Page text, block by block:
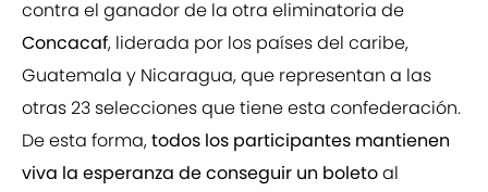
contra el ganador de la otra eliminatoria de
Concacaf, liderada por los países del caribe,
Guatemala y Nicaragua, que representan a las
otras 23 selecciones que tiene esta confederación.
De esta forma,todos los participantes mantienen
viva la esperanza de conseguir un boletoal